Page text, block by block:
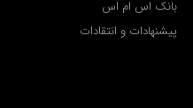
بانک اس ام اس
پیشنهادات و انتقادات